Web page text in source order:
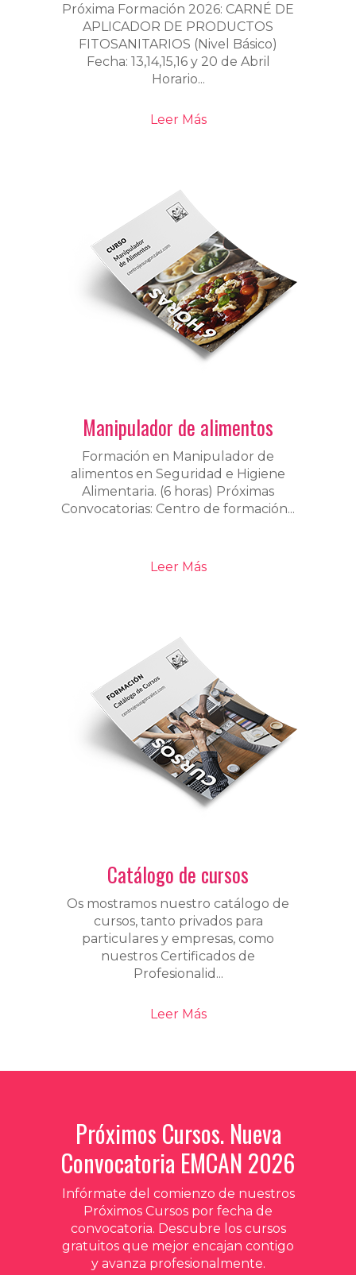
Próxima Formación 2026: CARNÉ DE
APLICADOR DE PRODUCTOS
FITOSANITARIOS (Nivel Básico)
Fecha: 13,14,15,16 y 20 de Abril
Horario...
Leer Más
Manipulador de alimentos
Formación en Manipulador de
alimentos en Seguridad e Higiene
Alimentaria. (6 horas) Próximas
Convocatorias: Centro de formación...
Leer Más
Catálogo de cursos
Os mostramos nuestro catálogo de
cursos, tanto privados para
particulares y empresas, como
nuestros Certificados de
Profesionalid...
Leer Más
Próximos Cursos. Nueva
Convocatoria EMCAN 2026
Infórmate del comienzo de nuestros
Próximos Cursos por fecha de
convocatoria. Descubre los cursos
gratuitos que mejor encajan contigo
y avanza profesionalmente.